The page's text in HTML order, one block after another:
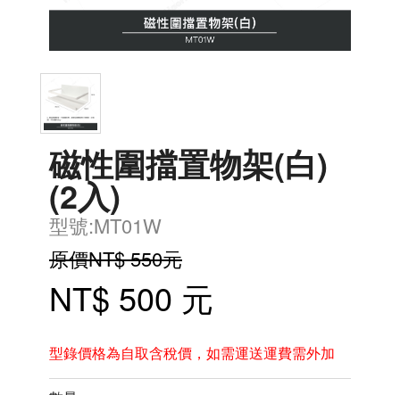
磁性圍擋置物架(白)
(2入)
型號:MT01W
原價NT$ 550元
NT$ 500 元
型錄價格為自取含稅價，如需運送運費需外加